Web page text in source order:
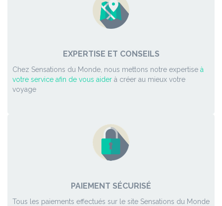
EXPERTISE ET CONSEILS
Chez Sensations du Monde, nous mettons notre expertise à
votre service afin de vous aider à créer au mieux votre
voyage
PAIEMENT SÉCURISÉ
Tous les paiements effectués sur le site Sensations du Monde